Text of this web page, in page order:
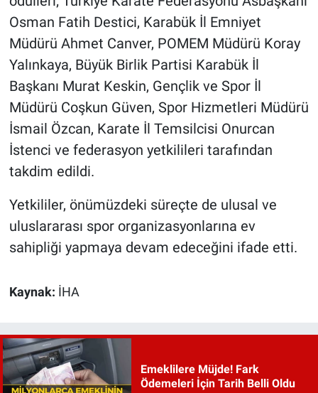
Osman Fatih Destici, Karabük İl Emniyet
Müdürü Ahmet Canver, POMEM Müdürü Koray
Yalınkaya, Büyük Birlik Partisi Karabük İl
Başkanı Murat Keskin, Gençlik ve Spor İl
Müdürü Coşkun Güven, Spor Hizmetleri Müdürü
İsmail Özcan, Karate İl Temsilcisi Onurcan
İstenci ve federasyon yetkilileri tarafından
takdim edildi.
Yetkililer, önümüzdeki süreçte de ulusal ve
uluslararası spor organizasyonlarına ev
sahipliği yapmaya devam edeceğini ifade etti.
Kaynak: İHA
Emeklilere Müjde! Fark
Ödemeleri İçin Tarih Belli Oldu